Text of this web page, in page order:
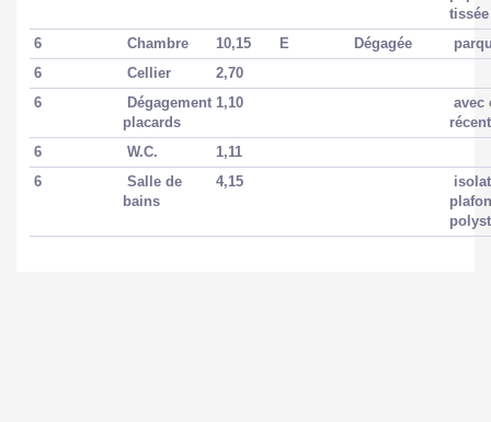
6
Chambre 10,15 E Dégagée
6
Cellier
2,70
6
Dégagement
placards
1,10
avec
6
W.C.
1,11
6
Salle de
bains
4,15